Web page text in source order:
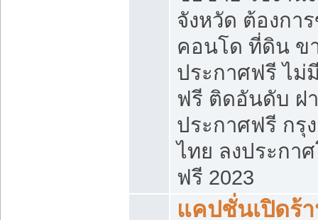
จังหวัด ต้องกา
คอนโด ที่ดิน ข
ประกาศฟรี ไม่
ฟรี ติดอันดับ ฝ
ประกาศฟรี กรุ
ไทย ลงประกา
ฟรี 2023
แคปชั่นเปิดร้